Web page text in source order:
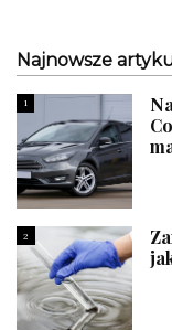
Najnowsze
1
2